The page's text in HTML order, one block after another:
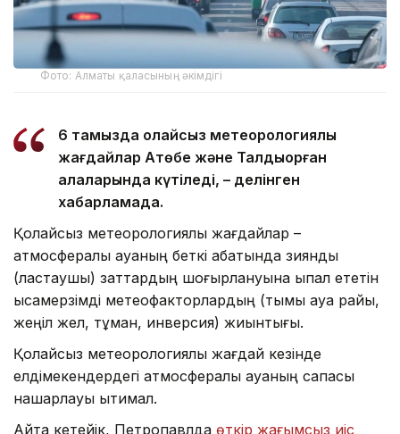
Фото: Алматы қаласының әкімдігі
6 тамызда қолайсыз метеорологиялық
жағдайлар Ақтөбе және Талдықорған
қалаларында күтіледі, – делінген
хабарламада.
Қолайсыз метеорологиялық жағдайлар –
атмосфералық ауаның беткі қабатында зиянды
(ластаушы) заттардың шоғырлануына ықпал ететін
қысқамерзімді метеофакторлардың (тымық ауа райы,
жеңіл жел, тұман, инверсия) жиынтығы.
Қолайсыз метеорологиялық жағдай кезінде
елдімекендердегі атмосфералық ауаның сапасы
нашарлауы ықтимал.
Айта кетейік, Петропавлда өткір жағымсыз иіс